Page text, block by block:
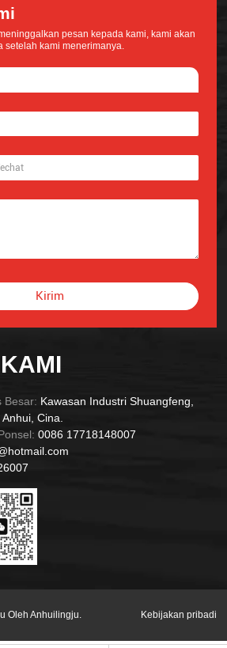
Besar: Kawasan Industri Shuangfeng,
Cina.
0086 17718148007
pesan kepada kami, kami akan
setelah kami menerimanya.
Kirim
Oleh Anhuilingju. Kebijakan pribadi